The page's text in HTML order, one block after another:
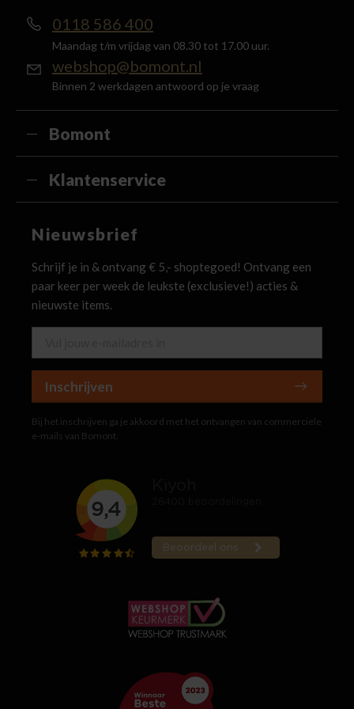
0118 586 400
Maandag t/m vrijdag van 08.30 tot 17.00 uur.
webshop@bomont.nl
Binnen 2 werkdagen antwoord op je vraag
Bomont
Klantenservice
Nieuwsbrief
Schrijf je in & ontvang € 5,- shoptegoed! Ontvang een
paar keer per week de leukste (exclusieve!) acties &
nieuwste items.
Inschrijven
Bij het inschrijven ga je akkoord met het ontvangen van commerciële
e-mails van Bomont.